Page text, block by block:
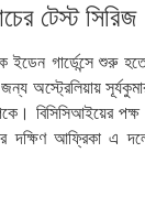
টেস্ট সিরিজ
গার্ডেন্সে শুরু
অস্ট্রেলিয়ায়
বিসিসিআইয়ের
দক্ষিণ আফ্রিকা এ